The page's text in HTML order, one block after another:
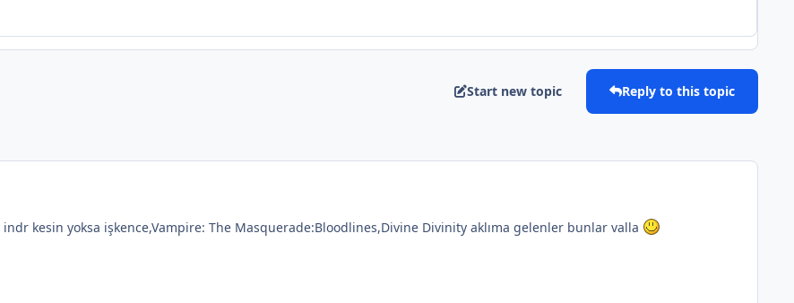
Start new topic Reply to this topic
kesin yoksa işkence,Vampire: The Masquerade:Bloodlines,Divine Divinity aklıma gelenler bunlar valla